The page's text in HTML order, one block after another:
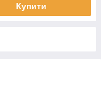
Купити